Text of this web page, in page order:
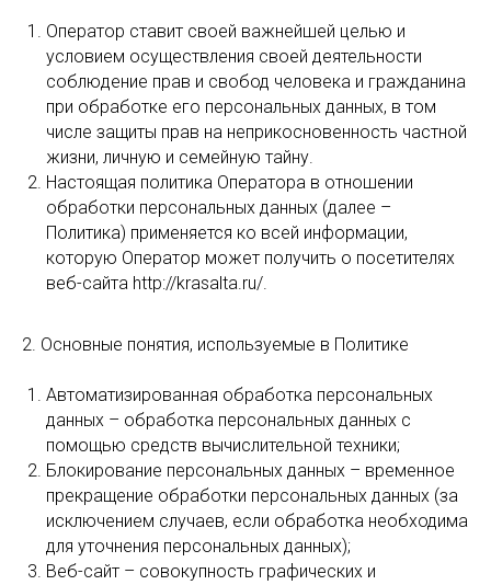
Оператор ставит своей важнейшей целью и
условием осуществления своей деятельности
соблюдение прав и свобод человека и гражданина
при обработке его персональных данных, в том
числе защиты прав на неприкосновенность частной
жизни, личную и семейную тайну.
Настоящая политика Оператора в отношении
обработки персональных данных (далее –
Политика) применяется ко всей информации,
которую Оператор может получить о посетителях
веб-сайта http://krasalta.ru/.
2. Основные понятия, используемые в Политике
Автоматизированная обработка персональных
данных – обработка персональных данных с
помощью средств вычислительной техники;
Блокирование персональных данных – временное
прекращение обработки персональных данных (за
исключением случаев, если обработка необходима
для уточнения персональных данных);
Веб-сайт – совокупность графических и